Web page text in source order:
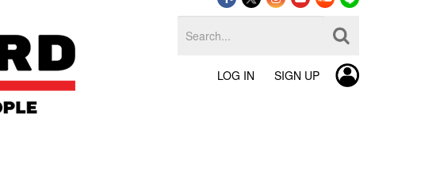
LOG IN SIGN UP